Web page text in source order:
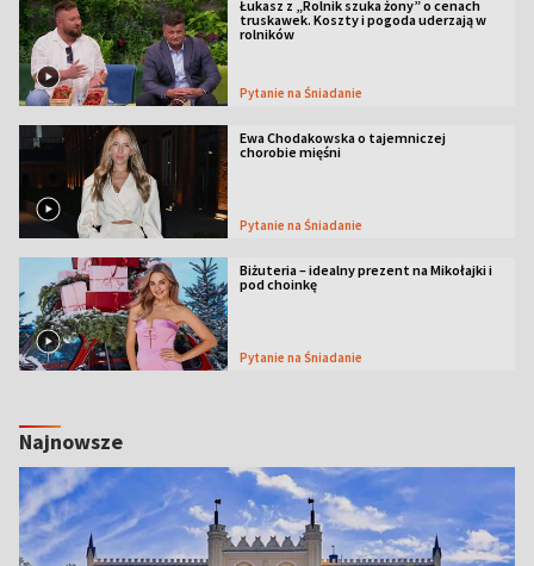
Łukasz z „Rolnik szuka żony” o cenach
truskawek. Koszty i pogoda uderzają w
rolników
Pytanie na Śniadanie
Ewa Chodakowska o tajemniczej
chorobie mięśni
Pytanie na Śniadanie
Biżuteria – idealny prezent na Mikołajki i
pod choinkę
Pytanie na Śniadanie
Najnowsze